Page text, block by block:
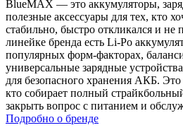
BlueMAX — это аккумуляторы,
полезные аксессуары для тех, кто
стабильно, быстро откликался и не
линейке бренда есть Li-Po
популярных форм-факторах,
универсальные зарядные
для безопасного хранения АКБ.
кто собирает полный
закрыть вопрос с питанием и
Подробно о бренде